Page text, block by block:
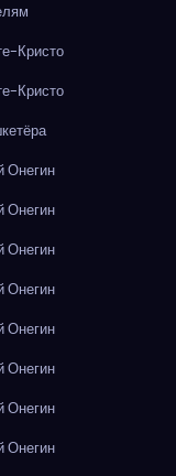
Кристо
Кристо
Онегин
Онегин
Онегин
Онегин
Онегин
Онегин
Онегин
Онегин